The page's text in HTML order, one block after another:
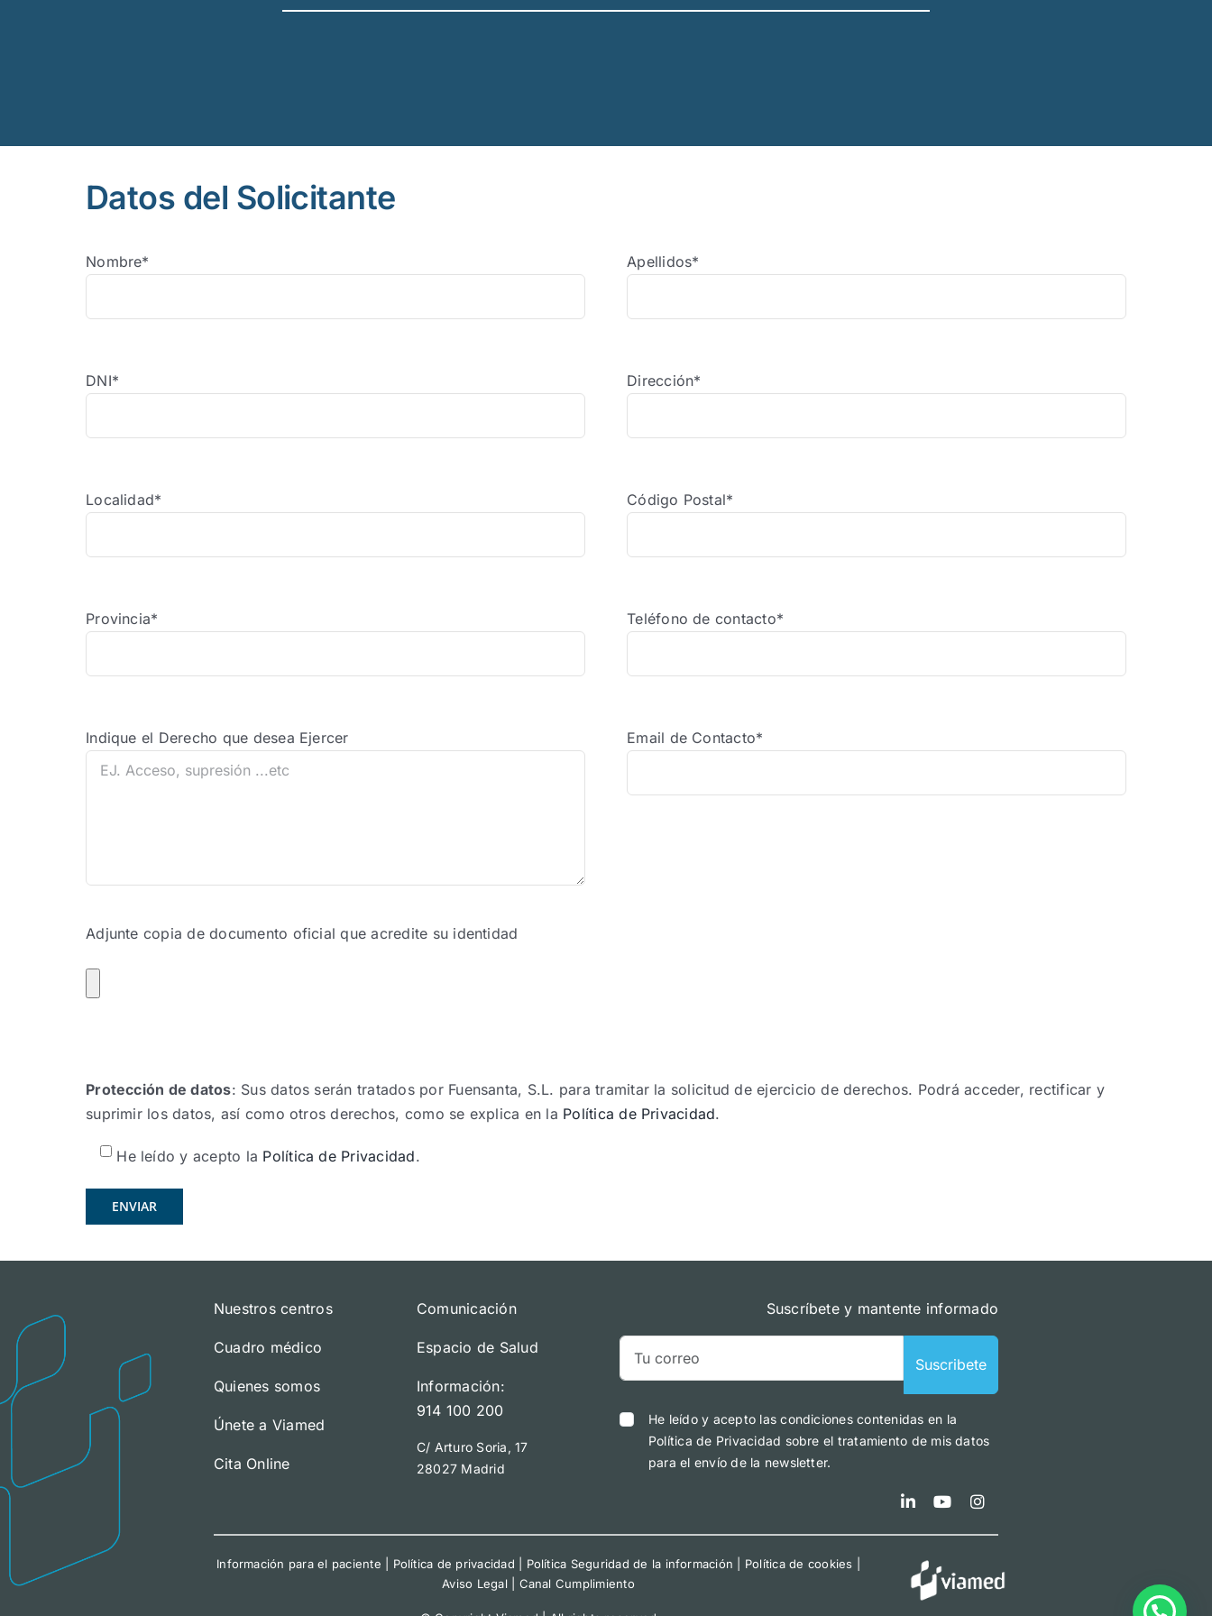
Datos del Solicitante
Nombre* Apellidos*
DNI* Dirección*
Localidad* Código Postal*
Provincia* Teléfono de contacto*
Indique el Derecho que desea Ejercer Email de Contacto*
Adjunte copia de documento oficial que acredite su identidad
Protección de datos: Sus datos serán tratados por Fuensanta, S.L. para tramitar la solicitud de ejercicio de derechos. Podrá acceder, rectificar y
suprimir los datos, así como otros derechos, como se explica en la Política de Privacidad.
He leído y acepto la Política de Privacidad.
Nuestros centros
Cuadro médico
Quienes somos
Únete a Viamed
Cita Online
Comunicación
Espacio de Salud
Información:
914 100 200
C/ Arturo Soria, 17
28027 Madrid
Suscríbete y mantente informado
Suscribete
He leído y acepto las condiciones contenidas en la
Política de Privacidad sobre el tratamiento de mis datos
para el envío de la newsletter.
Información para el paciente Política de privacidad Política Seguridad de la información Política de cookies
Aviso Legal| Canal Cumplimiento